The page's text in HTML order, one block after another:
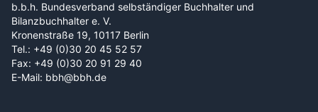
b.b.h. Bundesverband selbständiger Buchhalter und
Bilanzbuchhalter e. V.
Kronenstraße 19, 10117 Berlin
Tel.: +49 (0)30 20 45 52 57
Fax: +49 (0)30 20 91 29 40
E-Mail: bbh@bbh.de